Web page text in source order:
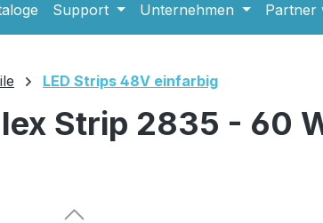
Support Unternehmen Partner
LED Strips 48V einfarbig
Strip 2835 - 60